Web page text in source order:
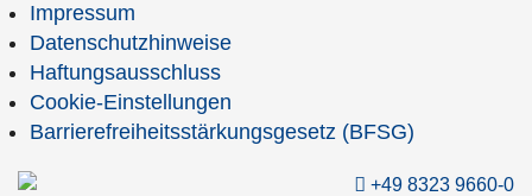
Impressum
Datenschutzhinweise
Haftungsausschluss
Cookie-Einstellungen
Barrierefreiheitsstärkungsgesetz (BFSG)
+49 8323 9660-0
Packmittel-Shop
Verpackungsmaterial und qualitätserprobte Packmittel